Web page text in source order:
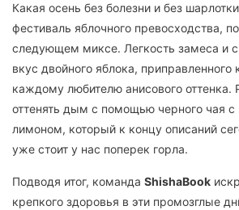
Какая осень без болезни и без
фестиваль яблочного превосходства,
следующем миксе. Легкость замеса и
вкус двойного яблока, приправленного
каждому любителю анисового оттенка.
оттенять дым с помощью черного чая
лимоном, который к концу описаний
уже стоит у нас поперек горла.
Подводя итог, команда ShishaBook
крепкого здоровья в эти промозглые